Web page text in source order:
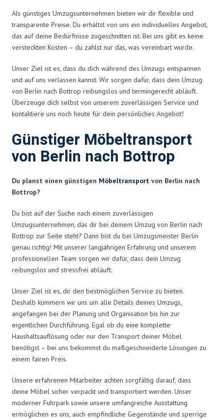
Als günstiges Umzugsunternehmen bieten wir dir flexible und
transparente Preise. Du erhältst von uns ein individuelles Angebot,
das auf deine Bedürfnisse zugeschnitten ist. Bei uns gibt es keine
versteckten Kosten – du zahlst nur das, was vereinbart wurde.
Unser Ziel ist es, dass du dich während des Umzugs entspannen
und auf uns verlassen kannst. Wir sorgen dafür, dass dein Umzug
von Berlin nach Bottrop reibungslos und termingerecht abläuft.
Überzeuge dich selbst von unserem zuverlässigen Service und
kontaktiere uns noch heute für dein persönliches Angebot!
Günstiger Möbeltransport
von Berlin nach Bottrop
Du planst einen günstigen Möbeltransport von Berlin nach
Bottrop?
Du bist auf der Suche nach einem zuverlässigen
Umzugsunternehmen, das dir bei deinem Umzug von Berlin nach
Bottrop zur Seite steht? Dann bist du bei Umzugsmeister Berlin
genau richtig! Mit unserer langjährigen Erfahrung und unserem
professionellen Team sorgen wir dafür, dass dein Umzug
reibungslos und stressfrei abläuft.
Unser Ziel ist es, dir den bestmöglichen Service zu bieten.
Deshalb kümmern wir uns um alle Details deines Umzugs,
angefangen bei der Planung und Organisation bis hin zur
eigentlichen Durchführung. Egal ob du eine komplette
Haushaltsauflösung oder nur den Transport deiner Möbel
benötigst – bei uns bekommst du maßgeschneiderte Lösungen zu
einem fairen Preis.
Unsere erfahrenen Mitarbeiter achten sorgfältig darauf, dass
deine Möbel sicher verpackt und transportiert werden. Unser
moderner Fuhrpark sowie unsere umfangreiche Ausstattung
ermöglichen es uns, auch empfindliche Gegenstände und sperrige